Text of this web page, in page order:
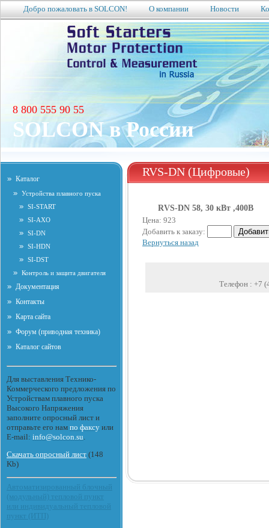
SOLCON в России
8 800 555 90 55
Добро пожаловать в SOLCON! О компании Новости
Каталог
Устройства плавного пуска
SI-START
SI-AXO
SI-DN
SI-HDN
SI-DST
Контроль и защита двигателя
Документация
Контакты
Карта сайта
Форум (приводная техника)
Каталог сайтов
Для выставления Технико-
Коммерческого предложения по
Устройствам плавного пуска
Высокого Напряжения
заполните опросный лист и
отправьте его нам по факсу или
E-mail: info@solcon.su.
Скачать опросный лист (148
Kb)
Автоматизированный блочный
(модульный) тепловой пункт
или индивидуальный тепловой
пункт (ИТП)
RVS-DN (Цифровые)
RVS-DN 58, 30 кВт ,400В
Цена: 923
Добавить к заказу:
Вернуться назад
Телефон : +7